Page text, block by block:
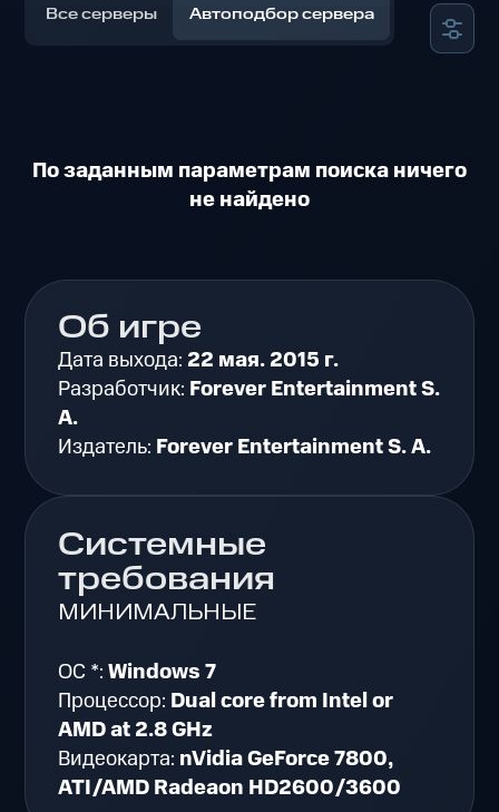
Все серверы Автоподбор сервера
По заданным параметрам поиска ничего
не найдено
Об игре
Дата выхода: 22 мая. 2015 г.
Разработчик: Forever Entertainment S.
A.
Издатель: Forever Entertainment S. A.
Системные
требования
МИНИМАЛЬНЫЕ
ОС *:Windows 7
Процессор: Dual core from Intel or
AMD at 2.8 GHz
Видеокарта: nVidia GeForce 7800,
ATI/AMD Radeaon HD2600/3600